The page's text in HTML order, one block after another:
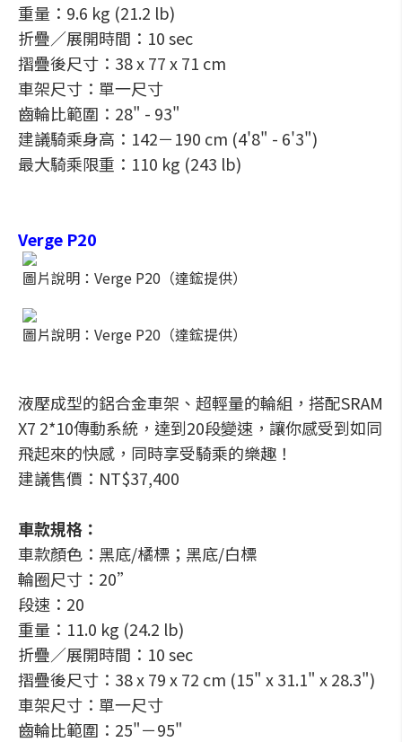
重量：9.6 kg (21.2 lb)
折疊／展開時間：10 sec
摺疊後尺寸：38 x 77 x 71 cm
車架尺寸：單一尺寸
齒輪比範圍：28" - 93"
建議騎乘身高：142－190 cm (4'8" - 6'3")
最大騎乘限重：110 kg (243 lb)
Verge P20
圖片說明：Verge P20（達鋐提供）
圖片說明：Verge P20（達鋐提供）
液壓成型的鋁合金車架、超輕量的輪組，搭配SRAM
X7 2*10傳動系統，達到20段變速，讓你感受到如同
飛起來的快感，同時享受騎乘的樂趣！
建議售價：NT$37,400
車款規格：
車款顏色：黑底/橘標；黑底/白標
輪圈尺寸：20”
段速：20
重量：11.0 kg (24.2 lb)
折疊／展開時間：10 sec
摺疊後尺寸：38 x 79 x 72 cm (15" x 31.1" x 28.3")
車架尺寸：單一尺寸
齒輪比範圍：25"－95"